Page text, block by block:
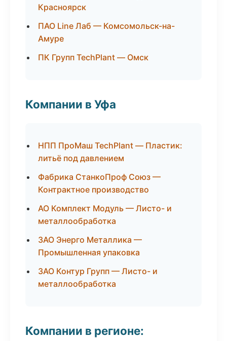
Красноярск
ПАО Line Лаб — Комсомольск-на-
Амуре
ПК Групп TechPlant — Омск
Компании в Уфа
НПП ПроМаш TechPlant — Пластик:
литьё под давлением
Фабрика СтанкоПроф Союз —
Контрактное производство
АО Комплект Модуль — Листо- и
металлообработка
ЗАО Энерго Металлика —
Промышленная упаковка
ЗАО Контур Групп — Листо- и
металлообработка
Компании в регионе: